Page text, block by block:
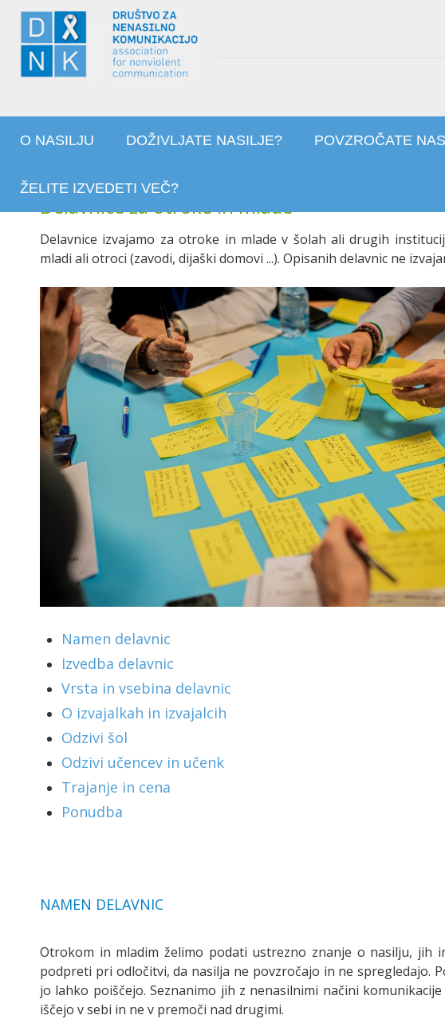
O NASILJU DOŽIVLJATE NASILJE? POVZROČATE
ŽELITE IZVEDETI VEČ?
Delavnice za otroke in mlade
Delavnice izvajamo za otroke in mlade v šolah ali drugih
mladi ali otroci (zavodi, dijaški domovi ...). Opisanih delavnic ne
Namen delavnic
Izvedba delavnic
Vrsta in vsebina delavnic
O izvajalkah in izvajalcih
Odzivi šol
Odzivi učencev in učenk
Trajanje in cena
Ponudba
NAMEN DELAVNIC
Otrokom in mladim želimo podati ustrezno znanje o nasilju,
podpreti pri odločitvi, da nasilja ne povzročajo in ne spregledajo.
jo lahko poiščejo. Seznanimo jih z nenasilnimi načini
iščejo v sebi in ne v premoči nad drugimi.